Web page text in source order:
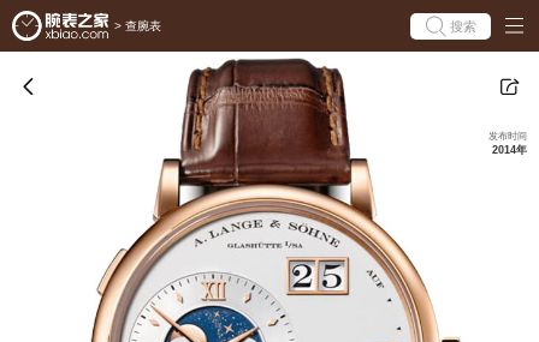
> 查腕表 搜索
发布时间
2014年